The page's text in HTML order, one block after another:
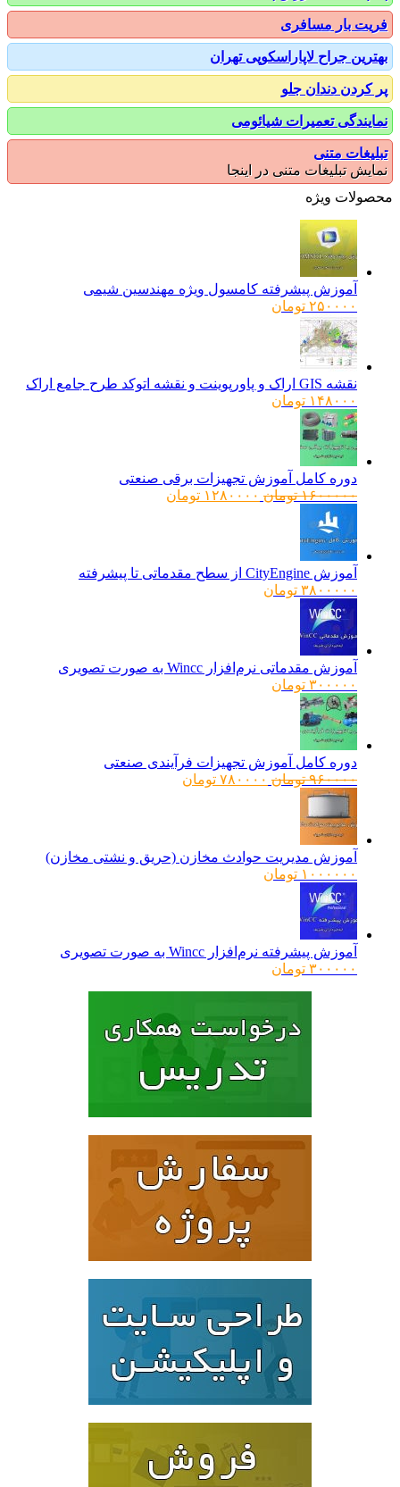
بار مسافری
جراح لاپاراسکوپی تهران
دندان جلو
تعمیرات شیائومی
متنی
تبلیغات متنی در اینجا
ویژه
آموزش پیشرفته کامسول ویژه مهندسین شیمی
۲۵۰۰۰۰ تومان
نقشه GIS اراک و پاورپوینت و نقشه اتوکد طرح جامع اراک
۱۴۸۰۰۰ تومان
دوره کامل آموزش تجهیزات برقی صنعتی
۱۶۰۰۰۰۰ تومانقیمت
۱۲۸۰۰۰۰ تومانقیمت
آموزش CityEngine از سطح مقدماتی تا پیشرفته
۳۸۰۰۰۰۰ تومان
آموزش مقدماتی نرم‌افزار Wincc به صورت تصویری
۳۰۰۰۰۰ تومان
دوره کامل آموزش تجهیزات فرآیندی صنعتی
۹۶۰۰۰۰ تومانقیمت
۷۸۰۰۰۰ تومانقیمت
آموزش مدیریت حوادث مخازن (حریق و نشتی مخازن)
۱۰۰۰۰۰۰ تومان
آموزش پیشرفته نرم‌افزار Wincc به صورت تصویری
۳۰۰۰۰۰ تومان